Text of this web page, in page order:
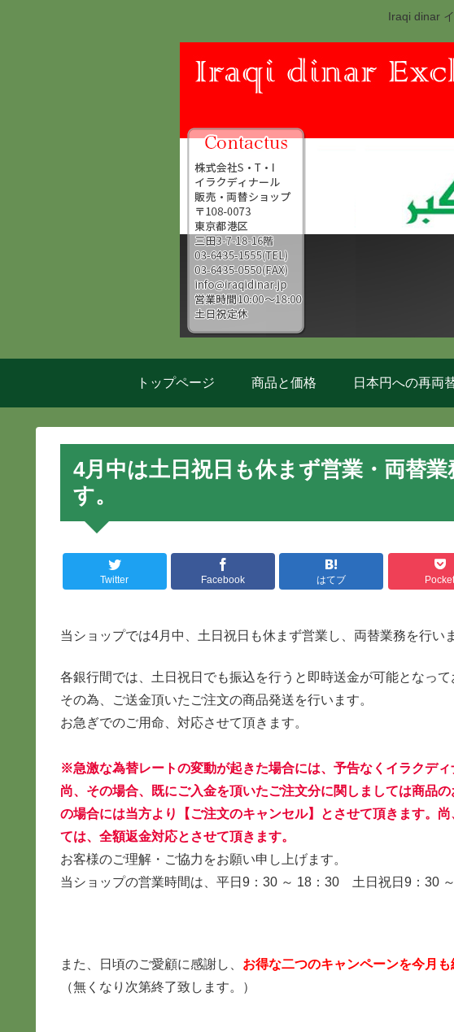
Iraqi dinar
トップページ 商品と価格 日本円への再両
4月中は土日祝日も休まず営業・両替
す。
Twitter Facebook はてブ
当ショップでは4月中、土日祝日も休まず営業し、両替業務を行い
各銀行間では、土日祝日でも振込を行うと即時送金が可能となって
その為、ご送金頂いたご注文の商品発送を行います。
お急ぎでのご用命、対応させて頂きます。
※急激な為替レートの変動が起きた場合には、予告なくイラクディ
尚、その場合、既にご入金を頂いたご注文分に関しましては商品
の場合には当方より【ご注文のキャンセル】とさせて頂きます。
ては、全額返金対応とさせて頂きます。
お客様のご理解・ご協力をお願い申し上げます。
当ショップの営業時間は、平日9：30 ～ 18：30 土日祝日9：30
また、日頃のご愛顧に感謝し、 お得な二つのキャンペーンを今月も
（無くなり次第終了致します。）